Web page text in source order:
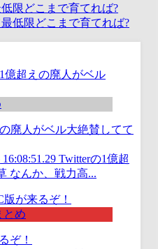
限どこまで育てれば?
廃人がベル大絶賛してて
Twitterの1億超
なんか、戦力高...
とめ
ぞ！